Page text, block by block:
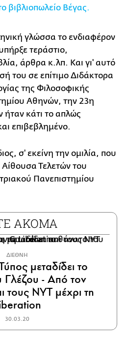
βιβλιοπωλείο Βέγας.
γλώσσα το ενδιαφέρον
τεράστιο,
άρθρα κ.λπ. Και γι' αυτό
του σε επίτιμο Διδάκτορα
της Φιλοσοφικής
Αθηνών, την 23η
ήταν κάτι το απλώς
επιβεβλημένο.
σ' εκείνη την ομιλία, που
Τελετών του
Πανεπιστημίου
ΑΚΟΜΑ
ΔΙΕΘΝΗ
μεταδίδει το
Γλέζου - Από τον
τους ΝΥΤ μέχρι τη
30.03.20